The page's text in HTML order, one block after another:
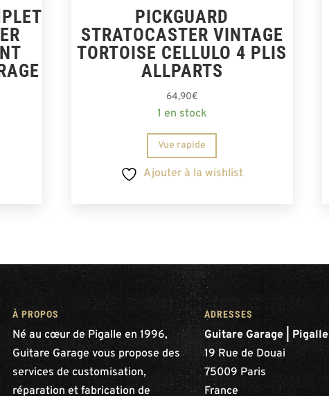
PICKGUARD
STRATOCASTER VINTAGE
TORTOISE CELLULO 4 PLIS
ALLPARTS
64,90€
1 en stock
Vue rapide
Ajouter à la wishlist
À PROPOS
Né au cœur de Pigalle en 1996,
Guitare Garage vous propose des
services de customisation,
réparation et fabrication de
ADRESSES
Guitare Garage | Pigalle
19 Rue de Douai
75009 Paris
France